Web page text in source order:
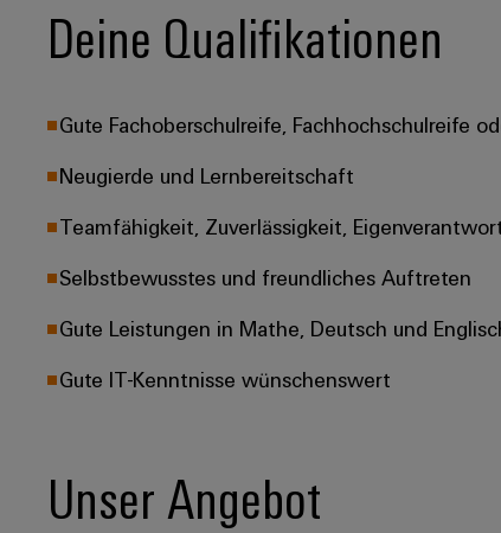
Deine Qualifikationen
Gute Fachoberschulreife, Fachhochschulreife
Neugierde und Lernbereitschaft
Teamfähigkeit, Zuverlässigkeit,
Selbstbewusstes und freundliches Auftreten
Gute Leistungen in Mathe, Deutsch und
Gute IT-Kenntnisse wünschenswert
Unser Angebot